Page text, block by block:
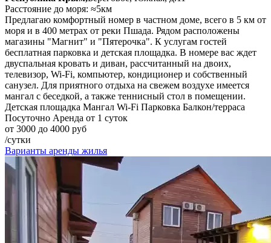
Расстояние до моря: ≈5км
Предлагаю комфортный номер в частном доме, всего в 5 км от
моря и в 400 метрах от реки Пшада. Рядом расположены
магазины "Магнит" и "Пятерочка". К услугам гостей
бесплатная парковка и детская площадка. В номере вас ждет
двуспальная кровать и диван, рассчитанный на двоих,
телевизор, Wi-Fi, компьютер, кондиционер и собственный
санузел. Для приятного отдыха на свежем воздухе имеется
мангал с беседкой, а также теннисный стол в помещении.
Детская площадка Мангал Wi-Fi Парковка Балкон/терраса
Посуточно Аренда от 1 суток
от 3000 до 4000 руб
/сутки
Варианты аренды жилья